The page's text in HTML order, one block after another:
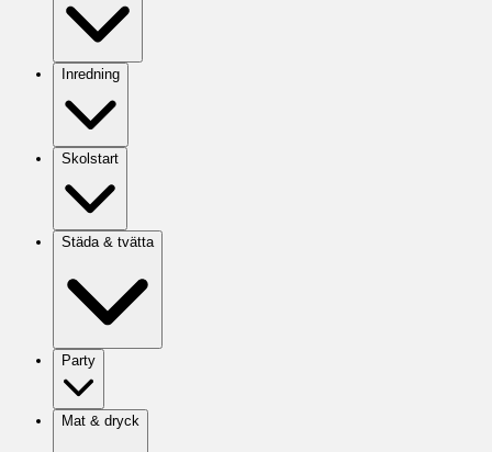
Inredning
Skolstart
Städa & tvätta
Party
Mat & dryck